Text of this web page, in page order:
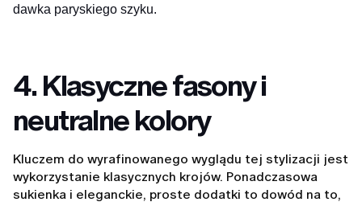
dawka paryskiego szyku.
4. Klasyczne fasony i
neutralne kolory
Kluczem do wyrafinowanego wyglądu tej stylizacji jest
wykorzystanie klasycznych krojów. Ponadczasowa
sukienka i eleganckie, proste dodatki to dowód na to,